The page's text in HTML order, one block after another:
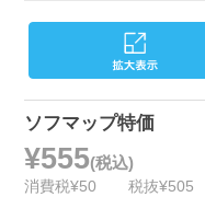
ソフマップ特価
¥555(税込)
消費税¥50 税抜¥505